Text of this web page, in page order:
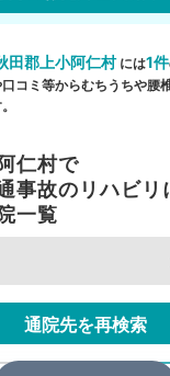
田郡上小阿仁村には1件
コミ等からむちうちや腰
仁村で
事故のリハビリ
一覧
通院先を再検索